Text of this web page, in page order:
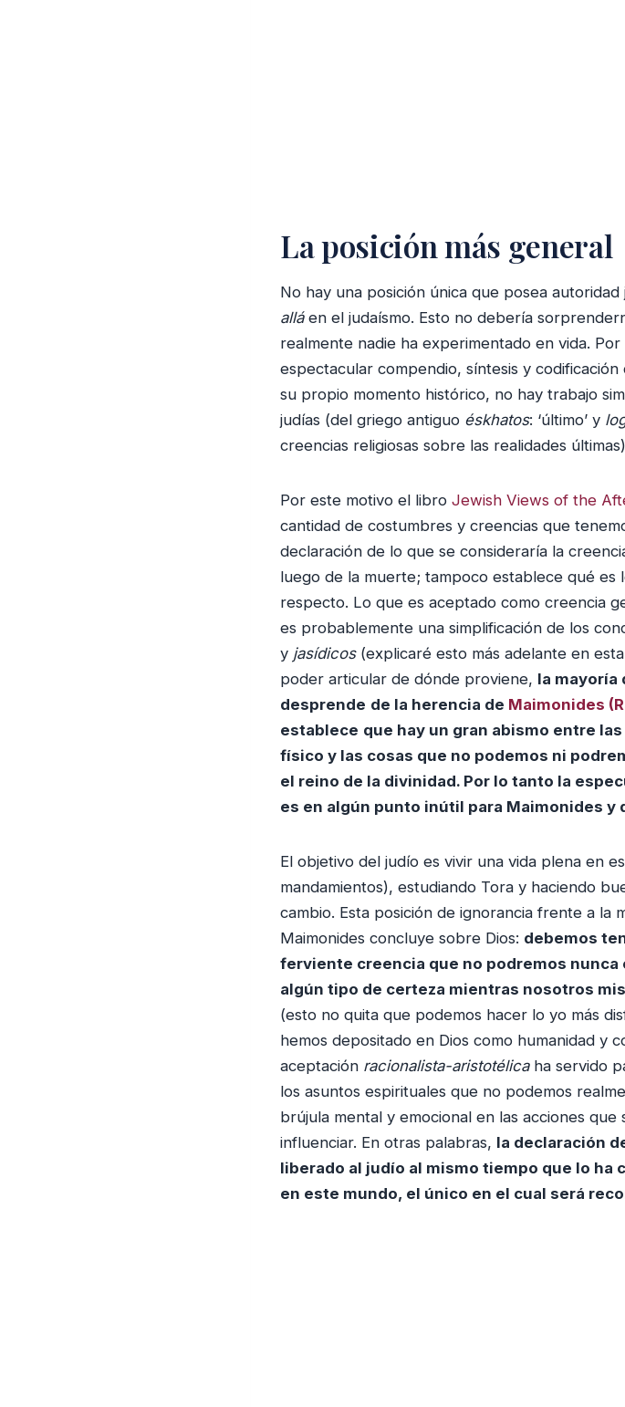
La posición más general
No hay una posición única que posea
allá en el judaísmo. Esto no debería
realmente nadie ha experimentado en vida.
espectacular compendio, síntesis y codificación
su propio momento histórico, no hay trabajo
judías (del griego antiguo éskhatos: ‘último’ y
creencias religiosas sobre las realidades
Por este motivo el libro Jewish Views of the
cantidad de costumbres y creencias que
declaración de lo que se consideraría la
luego de la muerte; tampoco establece qué es
respecto. Lo que es aceptado como creencia
es probablemente una simplificación de los
y jasídicos (explicaré esto más adelante en
poder articular de dónde proviene, la mayoría
desprende de la herencia de Maimonides
establece que hay un gran abismo entre
físico y las cosas que no podemos ni
el reino de la divinidad. Por lo tanto la
es en algún punto inútil para Maimonides
El objetivo del judío es vivir una vida plena en
mandamientos), estudiando Tora y haciendo
cambio. Esta posición de ignorancia frente a la
Maimonides concluye sobre Dios: debemos
ferviente creencia que no podremos
algún tipo de certeza mientras nosotros
(esto no quita que podemos hacer lo yo más
hemos depositado en Dios como humanidad y
aceptación racionalista-aristotélicaha servido
los asuntos espirituales que no podemos
brújula mental y emocional en las acciones
influenciar. En otras palabras, la declaración
liberado al judío al mismo tiempo que lo ha
en este mundo, el único en el cual será